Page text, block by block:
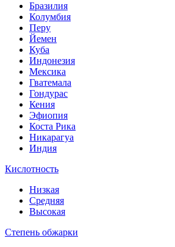
Бразилия
Колумбия
Перу
Йемен
Куба
Индонезия
Мексика
Гватемала
Гондурас
Кения
Эфиопия
Коста Рика
Никарагуа
Индия
Кислотность
Низкая
Средняя
Высокая
Степень обжарки